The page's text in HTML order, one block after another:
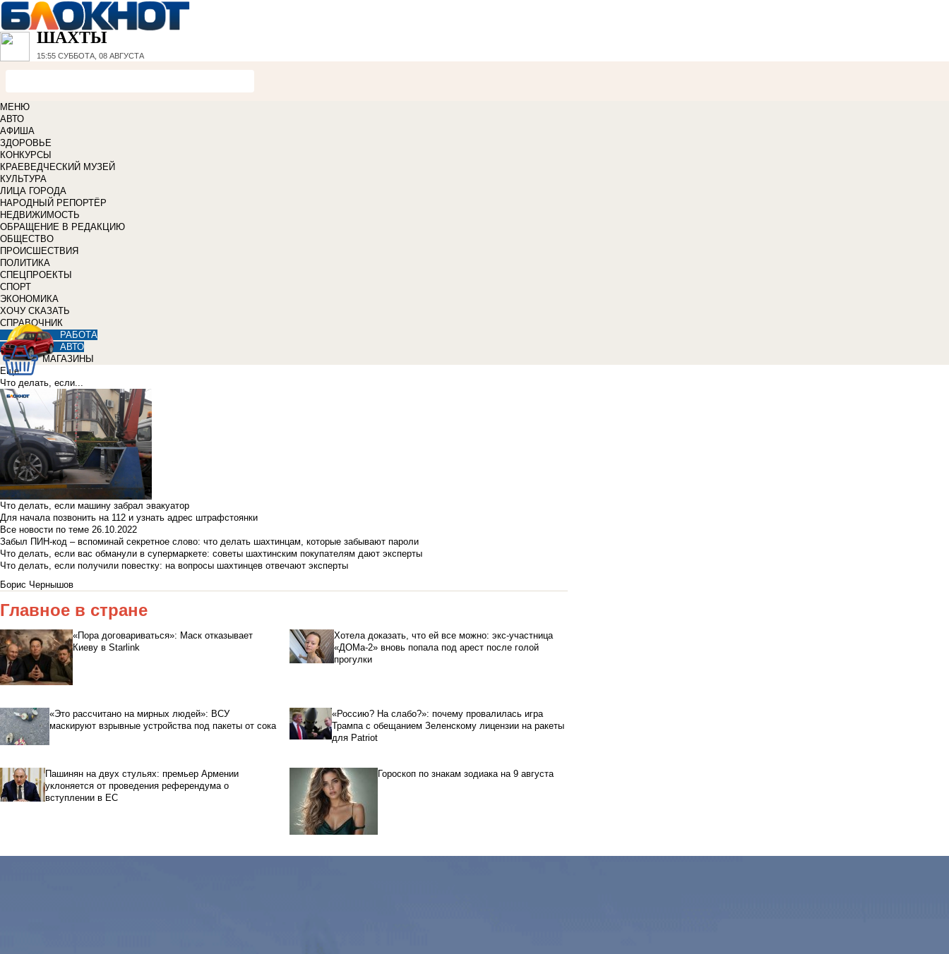
ШАХТЫ
15:55 СУББОТА, 08 АВГУСТА
МЕНЮ
АВТО
АФИША
ЗДОРОВЬЕ
КОНКУРСЫ
КРАЕВЕДЧЕСКИЙ МУЗЕЙ
КУЛЬТУРА
ЛИЦА ГОРОДА
НАРОДНЫЙ РЕПОРТЁР
НЕДВИЖИМОСТЬ
ОБРАЩЕНИЕ В РЕДАКЦИЮ
ОБЩЕСТВО
ПРОИСШЕСТВИЯ
ПОЛИТИКА
СПЕЦПРОЕКТЫ
СПОРТ
ЭКОНОМИКА
ХОЧУ СКАЗАТЬ
СПРАВОЧНИК
РАБОТА
АВТО
МАГАЗИНЫ
Еще
Что делать, если...
Что делать, если машину забрал эвакуатор
Для начала позвонить на 112 и узнать адрес штрафстоянки
Все новости по теме 26.10.2022
Забыл ПИН-код – вспоминай секретное слово: что делать шахтинцам, которые забывают пароли
Что делать, если вас обманули в супермаркете: советы шахтинским покупателям дают эксперты
Что делать, если получили повестку: на вопросы шахтинцев отвечают эксперты
Борис Чернышов
Главное в стране
«Пора договариваться»: Маск отказывает
Киеву в Starlink
Хотела доказать, что ей все можно: экс-участница
«ДОМа-2» вновь попала под арест после голой
прогулки
«Это рассчитано на мирных людей»: ВСУ
маскируют взрывные устройства под пакеты от сока
«Россию? На слабо?»: почему провалилась игра
Трампа с обещанием Зеленскому лицензии на ракеты
для Patriot
Пашинян на двух стульях: премьер Армении
уклоняется от проведения референдума о
вступлении в ЕС
Гороскоп по знакам зодиака на 9 августа